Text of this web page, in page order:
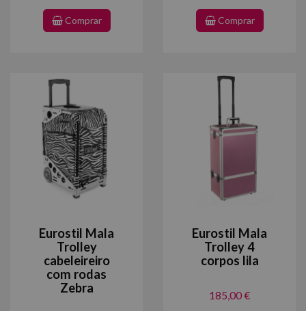
Comprar Comprar
Eurostil Mala
Trolley
cabeleireiro
com rodas
Zebra
Eurostil Mala
Trolley 4
corpos lila
185,00 €